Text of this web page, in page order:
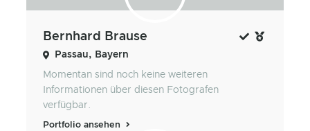
Bernhard Brause
Passau, Bayern
Momentan sind noch keine weiteren
Informationen über diesen Fotografen
verfügbar.
Portfolio ansehen